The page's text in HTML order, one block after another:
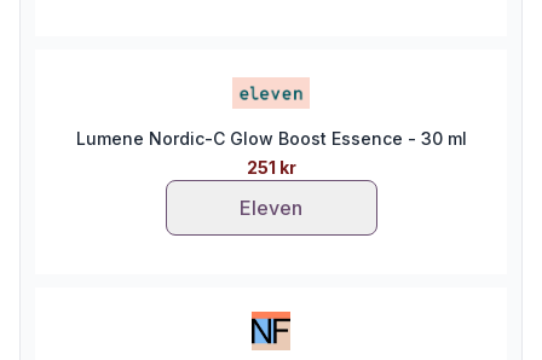
Lumene Nordic-C Glow Boost Essence - 30 ml
251 kr
Eleven